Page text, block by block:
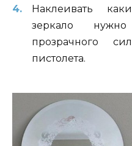
Наклеивать
зеркало
прозрачного
пистолета.